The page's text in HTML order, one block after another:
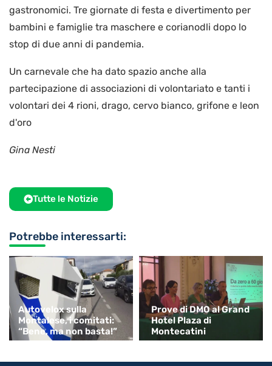
gastronomici. Tre giornate di festa e divertimento per
bambini e famiglie tra maschere e corianodli dopo lo
stop di due anni di pandemia.
Un carnevale che ha dato spazio anche alla
partecipazione di associazioni di volontariato e tanti i
volontari dei 4 rioni, drago, cervo bianco, grifone e leon
d'oro
Gina Nesti
Tutte le Notizie
Potrebbe interessarti:
Autovelox sulla
Montalese, i comitati:
“Bene, ma non basta!”
Prove di DMO al Grand
Hotel Plaza di
Montecatini